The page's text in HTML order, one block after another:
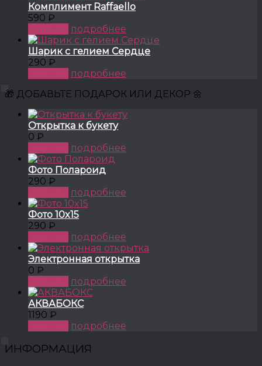
Комплимент Raffaello
590 ₽
подробнее
Шарик с гелием Сердце
290 ₽
подробнее
🎁 ДОБАВЬТЕ ПОДАРОК ИЛИ ДЕКОР 🌼
Открытка к букету
0 ₽
подробнее
Фото Полароид
290 ₽
подробнее
Фото 10x15
290 ₽
подробнее
Электронная открытка
0 ₽
подробнее
АКВАБОКС
1190 ₽
подробнее
ИНФОРМАЦИЯ